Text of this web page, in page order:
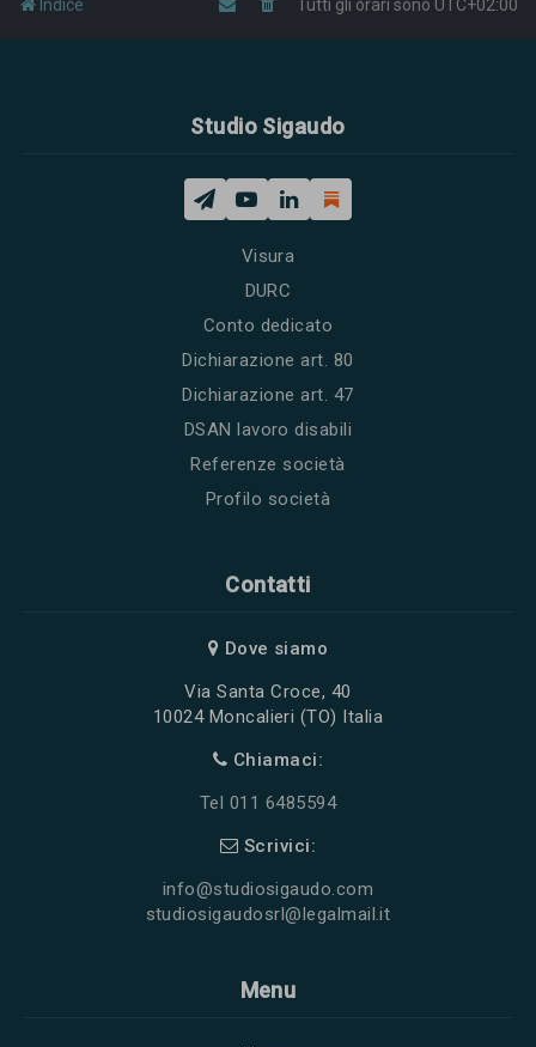
Indice Tutti gli orari sono UTC+02:00
Studio Sigaudo
Visura
DURC
Conto dedicato
Dichiarazione art. 80
Dichiarazione art. 47
DSAN lavoro disabili
Referenze società
Profilo società
Contatti
Dove siamo
Via Santa Croce, 40
10024 Moncalieri (TO) Italia
Chiamaci:
Tel 011 6485594
Scrivici:
info@studiosigaudo.com
studiosigaudosrl@legalmail.it
Menu